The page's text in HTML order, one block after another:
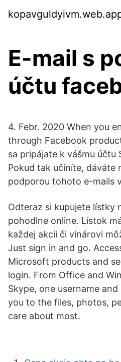
E-mail s
účtu
4. Febr. 2020 When you
through Facebook
sa pripájate k vášmu účtu
Pokud tak učiníte, dáváte
podporou tohoto e-mails
Odteraz si kupujete lístky
pohodlne online. Lístok
každej akcii či vinárovi
Just sign in and go.
Microsoft products and
login. From Office and
Skype, one username
you to the files, photos,
care about most.